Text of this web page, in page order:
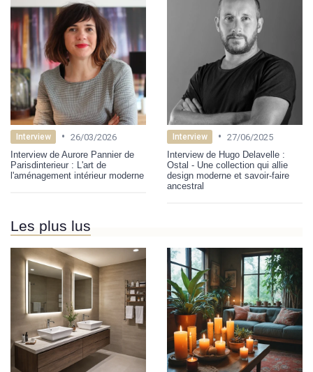
Interview • 26/03/2026
Interview de Aurore Pannier de
Parisdinterieur : L'art de
l'aménagement intérieur moderne
Interview • 27/06/2025
Interview de Hugo Delavelle :
Ostal - Une collection qui allie
design moderne et savoir-faire
ancestral
Les plus lus